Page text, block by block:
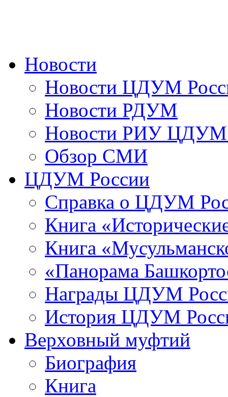
Новости
Новости ЦДУМ
Новости РДУМ
Новости РИУ ЦДУМ
Обзор СМИ
ЦДУМ России
Справка о ЦДУМ
Книга
Книга
«Панорама
Награды ЦДУМ
История ЦДУМ
Верховный муфтий
Биография
Книга